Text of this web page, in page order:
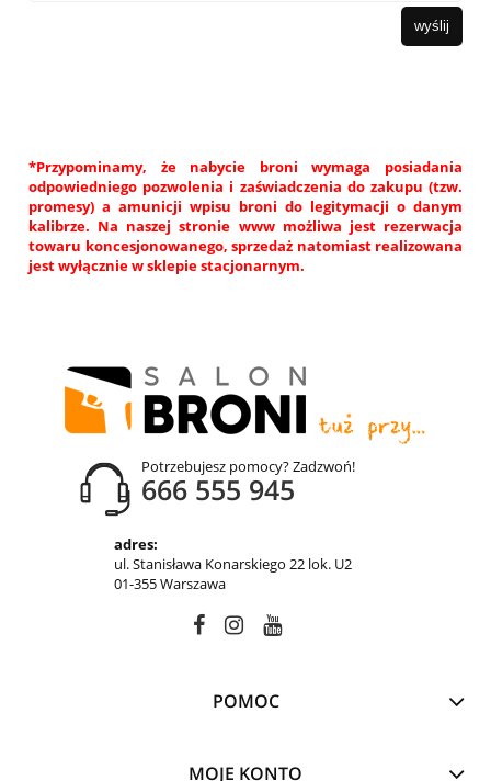
wyślij
*Przypominamy, że nabycie broni wymaga posiadania
odpowiedniego pozwolenia i zaświadczenia do zakupu (tzw.
promesy) a amunicji wpisu broni do legitymacji o danym
kalibrze. Na naszej stronie www możliwa jest rezerwacja
towaru koncesjonowanego, sprzedaż natomiast realizowana
jest wyłącznie w sklepie stacjonarnym.
Potrzebujesz pomocy? Zadzwoń!
666 555 945
adres:
ul. Stanisława Konarskiego 22 lok. U2
01-355 Warszawa
POMOC
MOJE KONTO